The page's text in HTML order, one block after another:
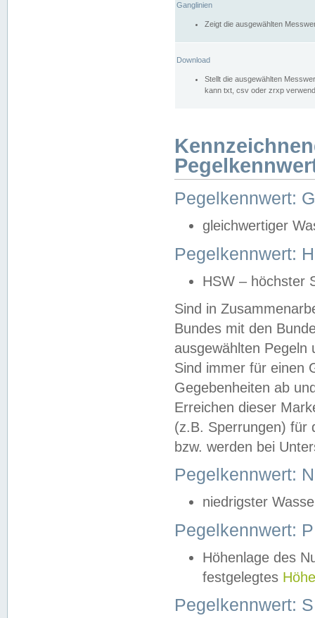
Ganglinien
Zeigt die ausgewählten
Download
Stellt die ausgewählten
kann txt, csv oder zrxp
Pegelkennwert:
gleichwertiger
Pegelkennwert:
HSW – höchster
Sind in
Bundes mit den
ausgewählten
Sind immer für einen
Gegebenheiten ab
Erreichen dieser
(z.B. Sperrungen) für
bzw. werden bei
Pegelkennwert:
niedrigster
Pegelkennwert:
Höhenlage des
festgelegtes
Pegelkennwert: